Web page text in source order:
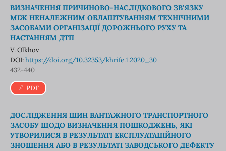
ВИЗНАЧЕННЯ ПРИЧИНОВО-НАСЛІДКОВОГО ЗВ’ЯЗКУ
МІЖ НЕНАЛЕЖНИМ ОБЛАШТУВАННЯМ ТЕХНІЧНИМИ
ЗАСОБАМИ ОРГАНІЗАЦІЇ ДОРОЖНЬОГО РУХУ ТА
НАСТАННЯМ ДТП
V. Olkhov
DOI:https://doi.org/10.32353/khrife.1.2020_30
432-440
PDF
ДОСЛІДЖЕННЯ ШИН ВАНТАЖНОГО ТРАНСПОРТНОГО
ЗАСОБУ ЩОДО ВИЗНАЧЕННЯ ПОШКОДЖЕНЬ, ЯКІ
УТВОРИЛИСЯ В РЕЗУЛЬТАТІ ЕКСПЛУАТАЦІЙНОГО
ЗНОШЕННЯ АБО В РЕЗУЛЬТАТІ ЗАВОДСЬКОГО ДЕФЕКТУ